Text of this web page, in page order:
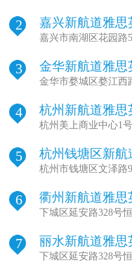
2 嘉兴新航道雅思
嘉兴市南湖区花园路
3
金华新航道雅思
校总部)
金华市婺城区婺江西
4 杭州新航道雅
杭州美上商业中心1
5
杭州钱塘区新航
训营基地)
杭州市钱塘区文泽路
6 衢州新航道雅思
下城区延安路328号
7 丽水新航道雅思
下城区延安路328号